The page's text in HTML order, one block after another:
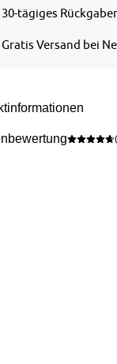
30-tägiges
Gratis Versand bei